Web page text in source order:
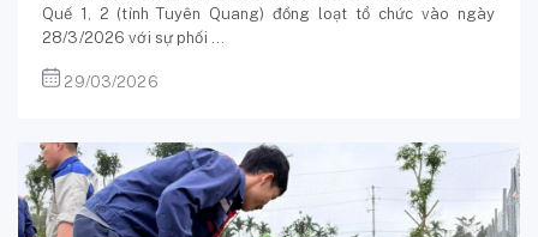
Quế 1, 2 (tỉnh Tuyên Quang) đồng loạt tổ chức vào ngày
28/3/2026 với sự phối ...
29/03/2026